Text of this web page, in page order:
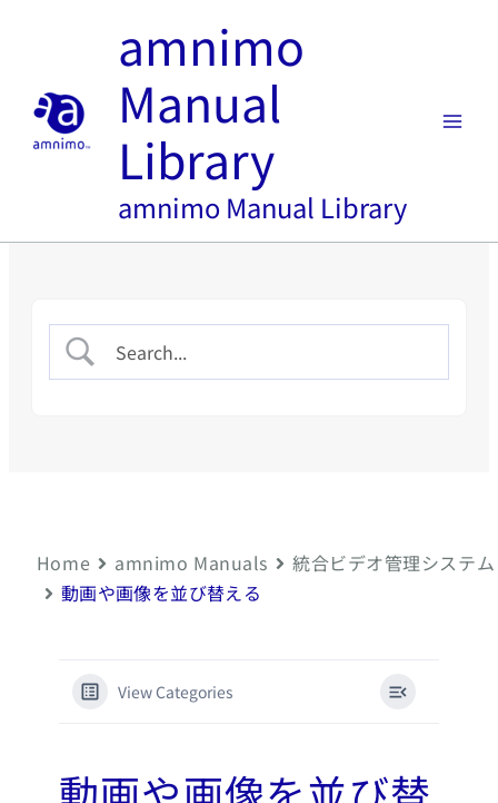
amnimo
Manual
Library
amnimo Manual Library
Home amnimo Manuals
統合ビデオ管理システム
動画や画像を並び替える
View Categories